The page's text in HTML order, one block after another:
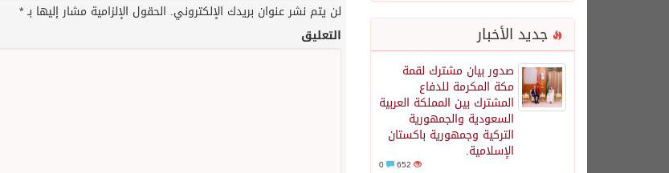
جديد الأخبار
صدور بيان مشترك لقمة
مكة المكرمة للدفاع
المشترك بين المملكة العربية
السعودية والجمهورية
التركية وجمهورية باكستان
الإسلامية.
652
لن يتم نشر عنوان بريدك الإلكتروني. الحقول الإلزامية مشار إليها بـ*
التعليق